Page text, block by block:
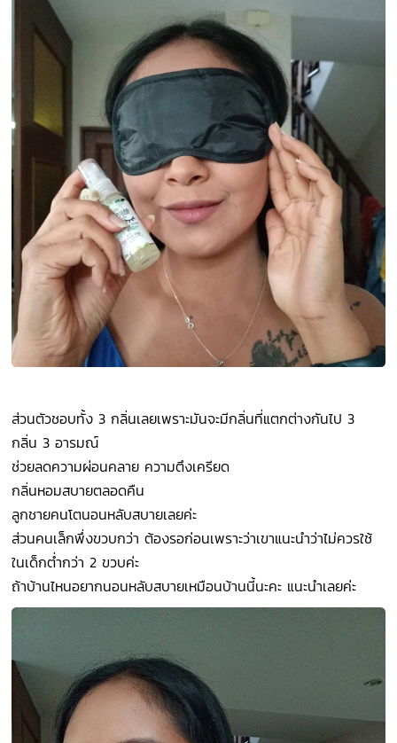
ส่วนตัวชอบทั้ง 3 กลิ่นเลยเพราะมันจะมีกลิ่นที่แตกต่างกันไป 3
กลิ่น 3 อารมณ์
ช่วยลดความผ่อนคลาย ความตึงเครียด
กลิ่นหอมสบายตลอดคืน
ลูกชายคนโตนอนหลับสบายเลยค่ะ
ส่วนคนเล็กพึ่งขวบกว่า ต้องรอก่อนเพราะว่าเขาแนะนำว่าไม่ควรใช้
ในเด็กต่ำกว่า 2 ขวบค่ะ
ถ้าบ้านไหนอยากนอนหลับสบายเหมือนบ้านนี้นะคะ แนะนำเลยค่ะ